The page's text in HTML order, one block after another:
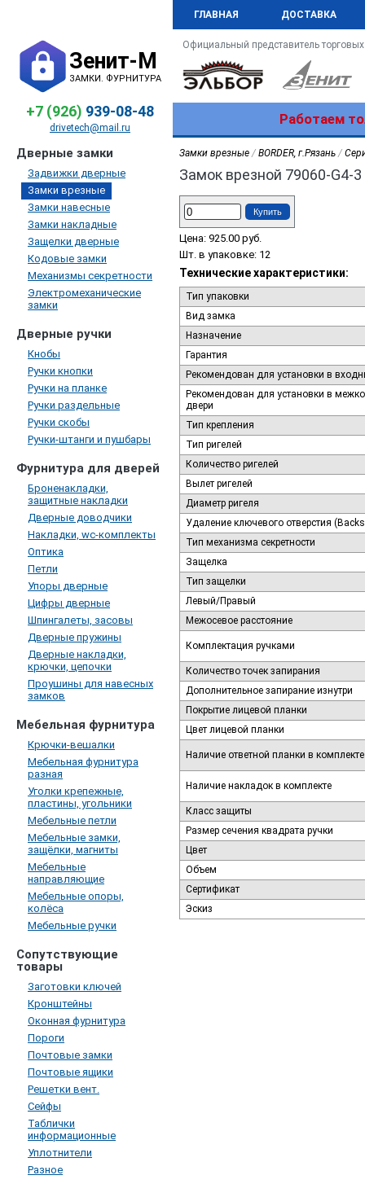
Зенит-М
ЗАМКИ. ФУРНИТУРА
+7 (926) 939-08-48
drivetech@mail.ru
ГЛАВНАЯ ДОСТАВКА
Официальный представитель
Работаем
Дверные замки
Задвижки дверные
Замки врезные
Замки навесные
Замки накладные
Защелки дверные
Кодовые замки
Механизмы секретности
Электромеханические
замки
Дверные ручки
Кнобы
Ручки кнопки
Ручки на планке
Ручки раздельные
Ручки скобы
Ручки-штанги и пушбары
Фурнитура для дверей
Броненакладки,
защитные накладки
Дверные доводчики
Накладки, wc-комплекты
Оптика
Петли
Упоры дверные
Цифры дверные
Шпингалеты, засовы
Дверные пружины
Дверные накладки,
крючки, цепочки
Проушины для навесных
замков
Мебельная фурнитура
Крючки-вешалки
Мебельная фурнитура
разная
Уголки крепежные,
пластины, угольники
Мебельные петли
Мебельные замки,
защёлки, магниты
Мебельные
направляющие
Мебельные опоры,
колёса
Мебельные ручки
Сопутствующие
товары
Заготовки ключей
Кронштейны
Оконная фурнитура
Пороги
Почтовые замки
Почтовые ящики
Решетки вент.
Сейфы
Таблички
информационные
Уплотнители
Разное
Замки врезные / BORDER, г.Рязань /
Замок врезной 79060-G4-
Купить
Цена: 925.00 руб.
Шт. в упаковке: 12
Технические характеристики:
Тип упаковки
Вид замка
Назначение
Гарантия
Рекомендован для установки в
Рекомендован для установки в
двери
Тип крепления
Тип ригелей
Количество ригелей
Вылет ригелей
Диаметр ригеля
Удаление ключевого отверстия
Тип механизма секретности
Защелка
Тип защелки
Левый/Правый
Межосевое расстояние
Комплектация ручками
Количество точек запирания
Дополнительное запирание изнутри
Покрытие лицевой планки
Цвет лицевой планки
Наличие ответной планки в комплекте
Наличие накладок в комплекте
Класс защиты
Размер сечения квадрата ручки
Цвет
Объем
Сертификат
Эскиз